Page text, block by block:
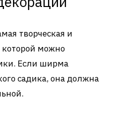
творческая и
которой можно
Если ширма
садика, она должна